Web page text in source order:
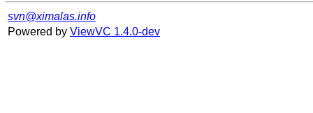
svn@ximalas.info
Powered by ViewVC 1.4.0-dev